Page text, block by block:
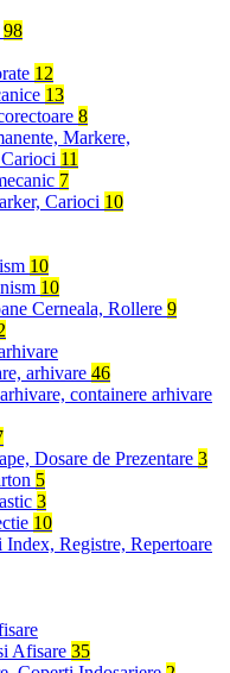
98
12
13
8
Markere,
11
7
Carioci 10
10
10
Cerneala, Rollere 9
arhivare 46
containere arhivare
Dosare de Prezentare 3
5
3
10
Index, Registre, Repertoare
Afisare 35